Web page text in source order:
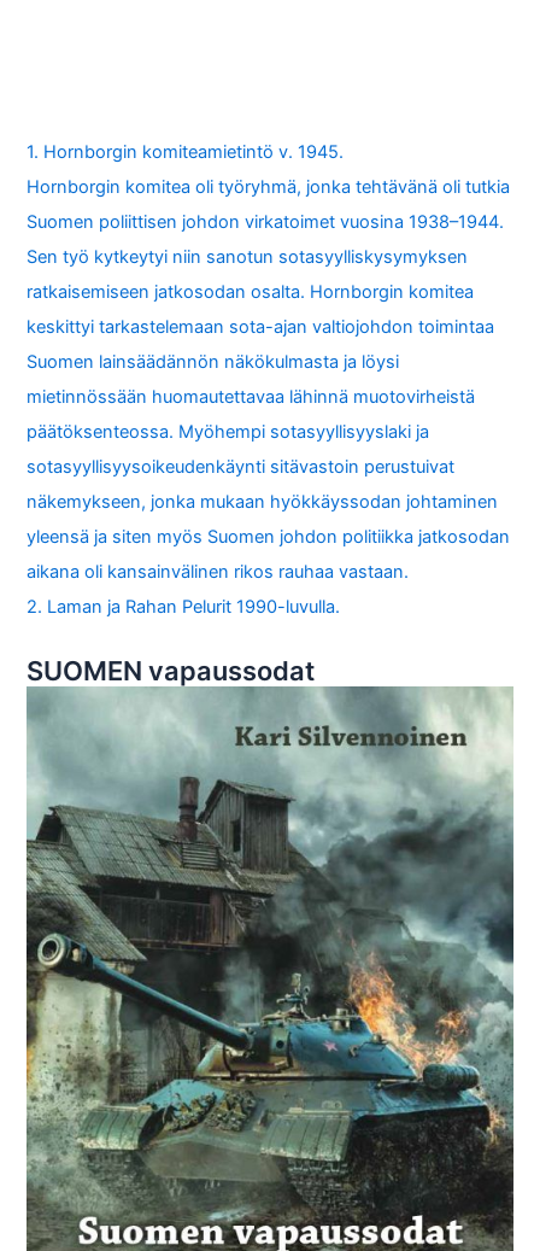
1. Hornborgin komiteamietintö v. 1945.
Hornborgin komitea oli työryhmä, jonka tehtävänä oli tutkia
Suomen poliittisen johdon virkatoimet vuosina 1938–1944.
Sen työ kytkeytyi niin sanotun sotasyylliskysymyksen
ratkaisemiseen jatkosodan osalta. Hornborgin komitea
keskittyi tarkastelemaan sota-ajan valtiojohdon toimintaa
Suomen lainsäädännön näkökulmasta ja löysi
mietinnössään huomautettavaa lähinnä muotovirheistä
päätöksenteossa. Myöhempi sotasyyllisyyslaki ja
sotasyyllisyysoikeudenkäynti sitävastoin perustuivat
näkemykseen, jonka mukaan hyökkäyssodan johtaminen
yleensä ja siten myös Suomen johdon politiikka jatkosodan
aikana oli kansainvälinen rikos rauhaa vastaan.
2. Laman ja Rahan Pelurit 1990-luvulla.
SUOMEN vapaussodat